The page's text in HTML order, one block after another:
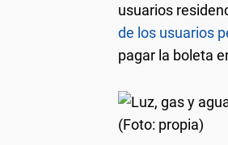
usuarios
de los usuarios
pagar la boleta